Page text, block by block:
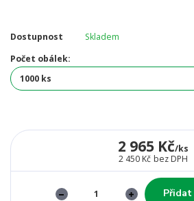
Dostupnost
Skladem
Počet obálek:
2 965 Kč/ks
2 450 Kč bez DPH